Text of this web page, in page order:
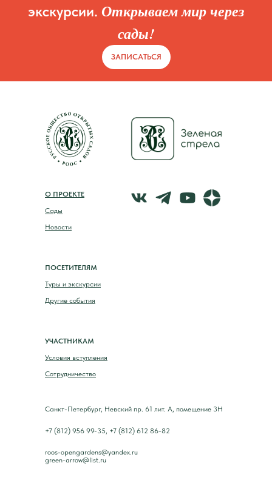
экскурсии. Открываем мир через
сады!
ЗАПИСАТЬСЯ
О ПРОЕКТЕ
Сады
Новости
ПОСЕТИТЕЛЯМ
Туры и экскурсии
Другие события
УЧАСТНИКАМ
Условия вступления
Сотрудничество
Санкт-Петербург, Невский пр. 61 лит. А, помещение 3Н
+7 (812) 956 99-35, +7 (812) 612 86-82
roos-opengardens@yandex.ru
green-arrow@list.ru